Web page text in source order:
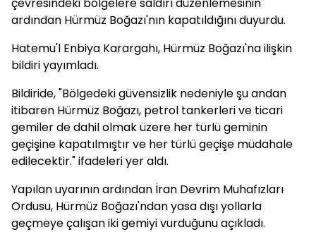
ardından Hürmüz Boğazı'nın kapatıldığını duyurdu.
Hatemu'l Enbiya Karargahı, Hürmüz Boğazı'na ilişkin
bildiri yayımladı.
Bildiride, "Bölgedeki güvensizlik nedeniyle şu andan
itibaren Hürmüz Boğazı, petrol tankerleri ve ticari
gemiler de dahil olmak üzere her türlü geminin
geçişine kapatılmıştır ve her türlü geçişe müdahale
edilecektir." ifadeleri yer aldı.
Yapılan uyarının ardından İran Devrim Muhafızları
Ordusu, Hürmüz Boğazı'ndan yasa dışı yollarla
geçmeye çalışan iki gemiyi vurduğunu açıkladı.